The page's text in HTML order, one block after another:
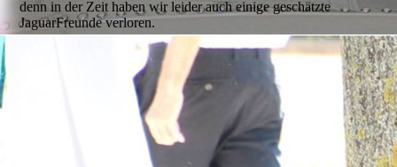
denn in der Zeit haben wir leider auch einige geschätzte
JaguarFreunde verloren.